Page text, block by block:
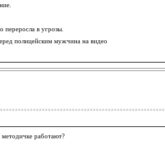
переросла в угрозы.
полицейским мужчина на видео
работают?